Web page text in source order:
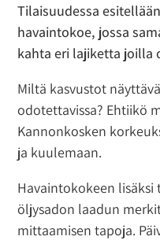
Tilaisuudessa
havaintokoe, jossa
kahta eri lajiketta joilla
Miltä kasvustot
odotettavissa? Ehtiikö
Kannonkosken
ja kuulemaan.
Havaintokokeen lisäksi
öljysadon laadun
mittaamisen tapoja.